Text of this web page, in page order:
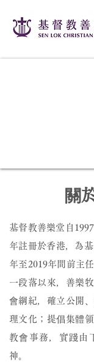
關
基督教善樂堂自
年註冊於香港，為
年至2019年間前主
一段落以來，善樂
會綱紀，確立公開
理文化；提倡集體
教會事務，實踐由
神。